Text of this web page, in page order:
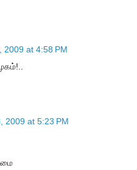
2009 at 4:58 PM
2009 at 5:23 PM